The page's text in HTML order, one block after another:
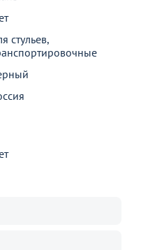
стульев,
590